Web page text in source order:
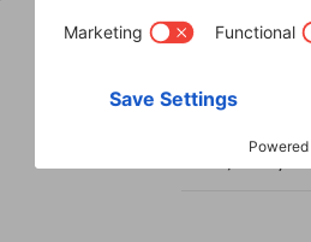
Odcień koloru
Seria